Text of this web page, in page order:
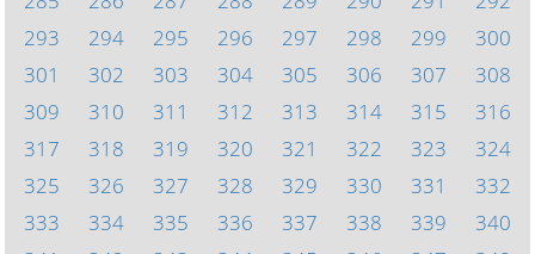
293
294 295 296 297 298 299
300
301
302 303 304 305 306 307
308
309
310 311 312 313 314 315
316
317
318 319 320 321 322 323
324
325
326 327 328 329 330 331
332
333
334 335 336 337 338 339
340